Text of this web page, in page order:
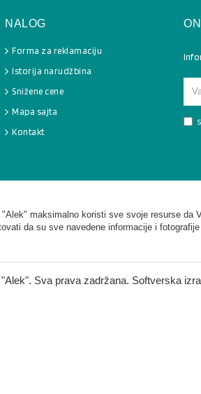
NALOG
Forma za reklamaciju
Istorija narudžbina
Snižene cene
Mapa sajta
Kontakt
maksimalno koristi sve svoje resurse
da su sve navedene informacije i
Sva prava zadržana. Softverska